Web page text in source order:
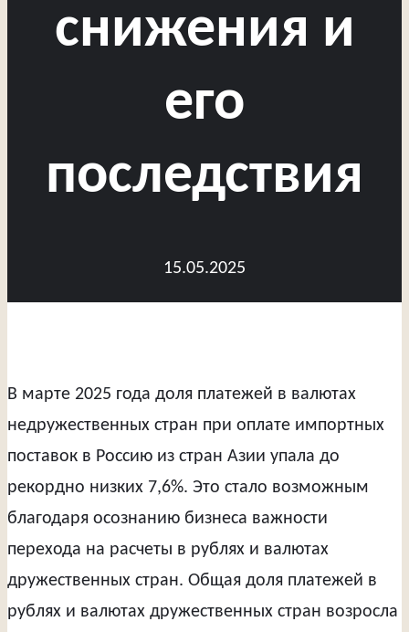
снижения и
его
последствия
15.05.2025
В марте 2025 года доля платежей в валютах
недружественных стран при оплате импортных
поставок в Россию из стран Азии упала до
рекордно низких 7,6%. Это стало возможным
благодаря осознанию бизнеса важности
перехода на расчеты в рублях и валютах
дружественных стран. Общая доля платежей в
рублях и валютах дружественных стран возросла